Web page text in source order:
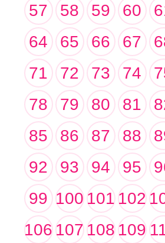
57
58 59 60
64
65 66 67
71
72 73 74
78
79 80 81
85
86 87 88
92
93 94 95
99 100101102
106107108109